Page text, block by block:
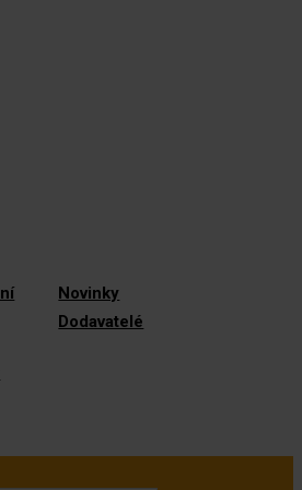
Novinky
Dodavatelé